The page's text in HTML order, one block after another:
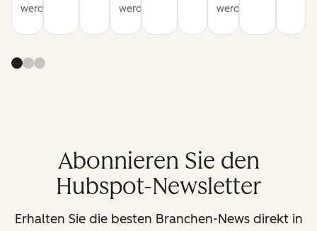
werden.
werden.
werden.
Abonnieren Sie den
Hubspot-Newsletter
Erhalten Sie die besten Branchen-News direkt in